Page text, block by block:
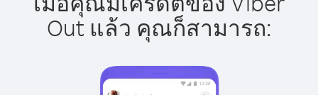
Out แล้ว คุณก็สามารถ: